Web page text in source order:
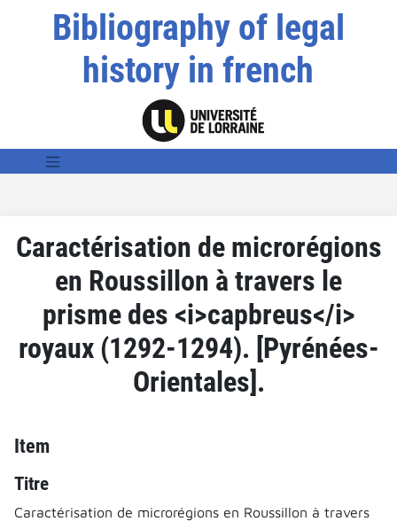
Bibliography of legal
history in french
Caractérisation de microrégions
en Roussillon à travers le
prisme des <i>capbreus</i>
royaux (1292-1294). [Pyrénées-
Orientales].
Item
Titre
Caractérisation de microrégions en Roussillon à travers